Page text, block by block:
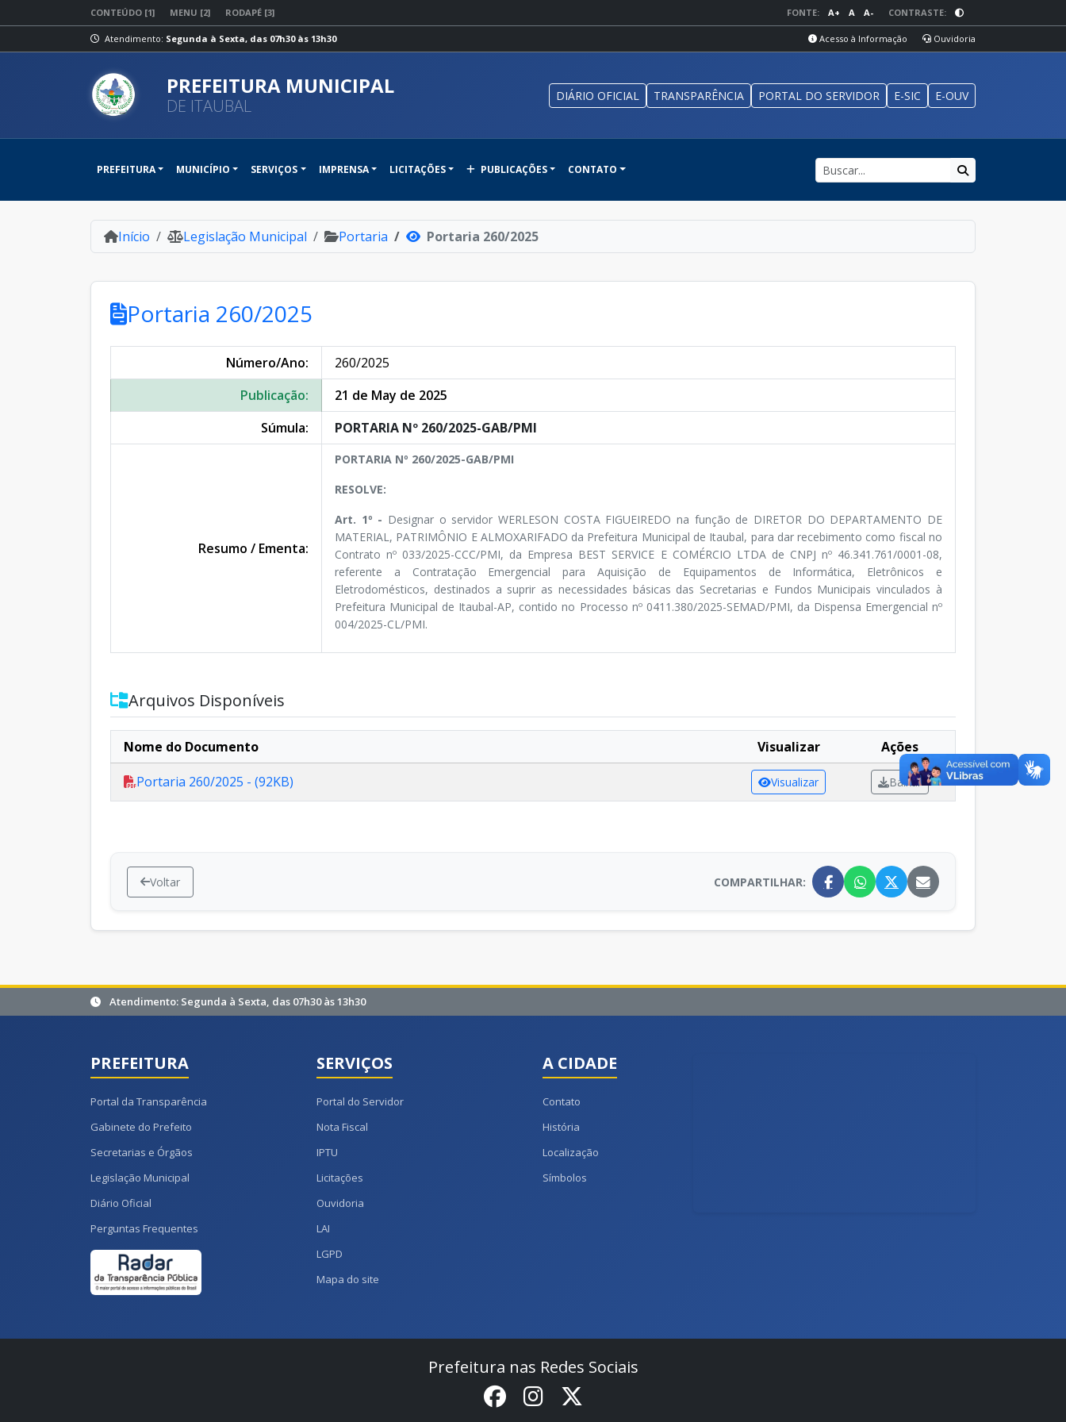
CONTEÚDO [1] MENU [2] RODAPÉ [3] FONTE: A+ A A- CONTRASTE:
Atendimento: Segunda à Sexta, das 07h30 às 13h30 Acesso à Informação Ouvidoria
PREFEITURA MUNICIPAL
DE ITAUBAL DIÁRIO OFICIAL TRANSPARÊNCIA PORTAL DO SERVIDOR E-SIC E-OUV
PREFEITURA MUNICÍPIO SERVIÇOS IMPRENSA LICITAÇÕES PUBLICAÇÕES CONTATO
Início Legislação Municipal Portaria Portaria 260/2025
Portaria 260/2025
Número/Ano:
260/2025
Publicação:
21 de May de 2025
Súmula:
PORTARIA Nº 260/2025-GAB/PMI
Resumo / Ementa:
PORTARIA Nº 260/2025-GAB/PMI
RESOLVE:
Art. 1º - Designar o servidor WERLESON COSTA FIGUEIREDO na função de DIRETOR DO DEPARTAMENTO DE
MATERIAL, PATRIMÔNIO E ALMOXARIFADO da Prefeitura Municipal de Itaubal, para dar recebimento como fiscal no
Contrato nº 033/2025-CCC/PMI, da Empresa BEST SERVICE E COMÉRCIO LTDA de CNPJ nº 46.341.761/0001-08,
referente a Contratação Emergencial para Aquisição de Equipamentos de Informática, Eletrônicos e
Eletrodomésticos, destinados a suprir as necessidades básicas das Secretarias e Fundos Municipais vinculados à
Prefeitura Municipal de Itaubal-AP, contido no Processo nº 0411.380/2025-SEMAD/PMI, da Dispensa Emergencial nº
004/2025-CL/PMI.
Arquivos Disponíveis
Nome do Documento Visualizar
Ações
Portaria 260/2025 - (92KB)
Visualizar Baixar
Voltar COMPARTILHAR:
Atendimento: Segunda à Sexta, das 07h30 às 13h30
PREFEITURA
Portal da Transparência
Gabinete do Prefeito
Secretarias e Órgãos
Legislação Municipal
Diário Oficial
Perguntas Frequentes
SERVIÇOS
Portal do Servidor
Nota Fiscal
IPTU
Licitações
Ouvidoria
LAI
LGPD
Mapa do site
A CIDADE
Contato
História
Localização
Símbolos
Prefeitura nas Redes Sociais